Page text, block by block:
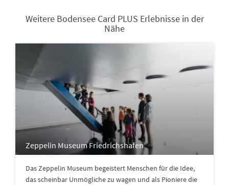
Weitere Bodensee Card PLUS Erlebnisse in der
Nähe
Zeppelin Museum Friedrichshafen
Das Zeppelin Museum begeistert Menschen für die Idee,
das scheinbar Unmögliche zu wagen und als Pioniere die